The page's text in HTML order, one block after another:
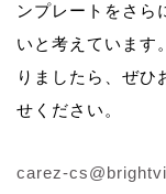
ンプレートをさら
いと考えています
りましたら、ぜひ
せください。
carez-